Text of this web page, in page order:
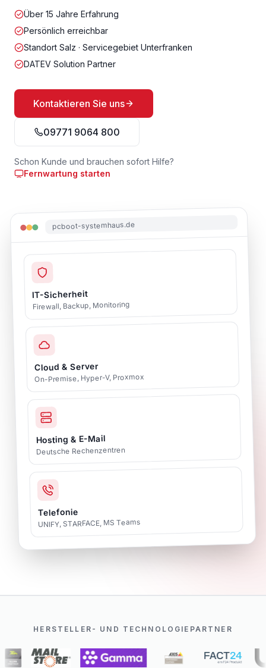
Über 15 Jahre Erfahrung
Persönlich erreichbar
Standort Salz · Servicegebiet Unterfranken
DATEV Solution Partner
Kontaktieren Sie uns
09771 9064 800
Schon Kunde und brauchen sofort Hilfe?
Fernwartung starten
pcboot-systemhaus.de
IT-Sicherheit
Firewall, Backup, Monitoring
Cloud & Server
On-Premise, Hyper-V, Proxmox
Hosting & E-Mail
Deutsche Rechenzentren
Telefonie
UNIFY, STARFACE, MS Teams
HERSTELLER- UND TECHNOLOGIEPARTNER